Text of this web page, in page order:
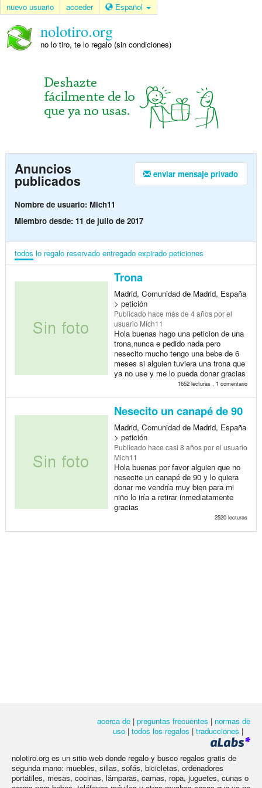
nuevo usuario acceder Español
nolotiro.org
no lo tiro, te lo regalo (sin condiciones)
enviar mensaje privado
Anuncios
publicados
Nombre de usuario: Mich11
Miembro desde: 11 de julio de 2017
todos lo regalo reservado entregado expirado peticiones
Trona
Madrid, Comunidad de Madrid, España
> petición
Publicado hace más de 4 añospor el
usuario Mich11
Hola buenas hago una peticion de una
trona,nunca e pedido nada pero
nesecito mucho tengo una bebe de 6
meses si alguien tuviera una trona que
ya no use y me lo pueda donar gracias
1652 lecturas , 1 comentario
Nesecito un canapé de 90
Madrid, Comunidad de Madrid, España
> petición
Publicado hace casi 8 añospor el usuario
Mich11
Hola buenas por favor alguien que no
nesecite un canapé de 90 y lo quiera
donar me vendría muy bien para mi
niño lo iría a retirar inmediatamente
gracias
2520 lecturas
acerca de | preguntas frecuentes | normas de
uso | todos los regalos | traducciones |
nolotiro.org es un sitio web donde regalo y busco regalos gratis de
segunda mano: muebles, sillas, sofás, bicicletas, ordenadores
portátiles, mesas, cocinas, lámparas, camas, ropa, juguetes, cunas o